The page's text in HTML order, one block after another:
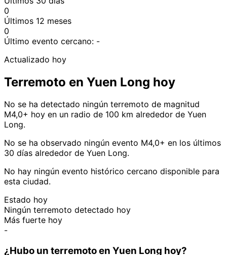
0
Últimos 12 meses
0
Último evento cercano: -
Actualizado hoy
Terremoto en Yuen Long hoy
No se ha detectado ningún terremoto de magnitud
M4,0+ hoy en un radio de 100 km alrededor de Yuen
Long.
No se ha observado ningún evento M4,0+ en los últimos
30 días alrededor de Yuen Long.
No hay ningún evento histórico cercano disponible para
esta ciudad.
Estado hoy
Ningún terremoto detectado hoy
Más fuerte hoy
-
¿Hubo un terremoto en Yuen Long hoy?